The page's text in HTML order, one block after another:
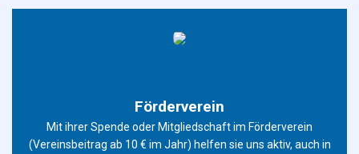
Förderverein
Mit ihrer Spende oder Mitgliedschaft im Förderverein
(Vereinsbeitrag ab 10 € im Jahr) helfen sie uns aktiv, auch in